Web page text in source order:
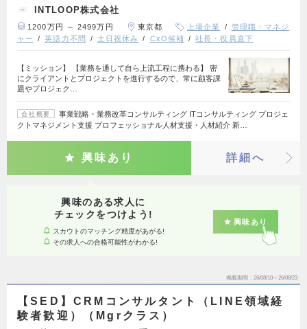
INTLOOP株式会社
1200万円 ～ 2499万円 東京都 上場企業
管理職・マネジ
ャー
英語力不問 土日祝休み CxO候補 社長・役員直下
【ミッション】 【業務を通して自ら上流工程に携わる】 密
にクライアントとプロジェクトを進行するので、常に顧客課
題やプロジェク…
会社概要
事業戦略・業務改革コンサルティング ITコンサルティング プロジェ
クトマネジメント支援 プロフェッショナル人材支援・人材紹介 新…
興味あり 詳細へ
興味のある求人に
チェックをつけよう!
スカウトのマッチング精度があがる!
その求人への合格可能性がわかる!
興味あり
掲載期間 26/08/10～26/08/23
【SED】CRMコンサルタント（LINE領域経
験者歓迎）（Mgrクラス）